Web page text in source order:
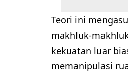
Teori ini
makhluk-
kekuatan luar
memanipulasi